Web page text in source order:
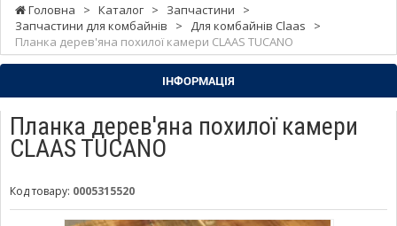
Головна > Каталог > Запчастини
>
Запчастини для комбайнів
> Для комбайнів Claas
>
Планка дерев'яна похилої камери CLAAS TUCANO
ІНФОРМАЦІЯ
Планка дерев'яна похилої камери
CLAAS TUCANO
Код товару: 0005315520